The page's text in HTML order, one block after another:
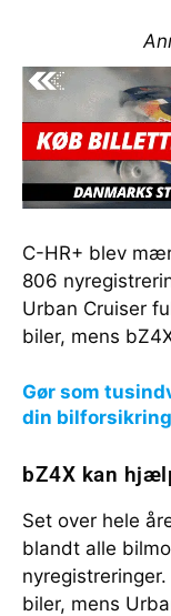
C-HR+ blev
806
Urban Cruiser
biler, mens
Gør som
din
bZ4X kan
Set over hele
blandt alle
biler, mens